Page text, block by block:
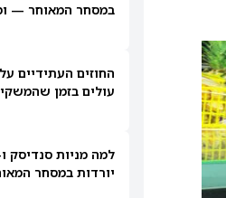
במסחר המאוחר —
החוזים העתידיים
עולים בזמן
יורדות במסחר